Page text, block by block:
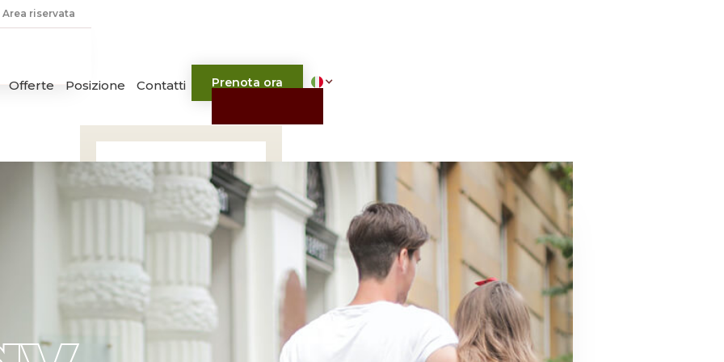
Area riservata
Offerte Posizione Contatti Prenota ora
Oasi Village Hotel è un hub logistico ad alta efficienza situato nel quartiere di Città
Dettagli della Struttura
Oasi Village Hotel a colpo
Posizione Strategica:
Situato a soli 500 metri dal Politecnico di Milano (Città Studi) e a
Reputazione Certificata:
Valutato 8.0/10 su Booking.com con un punteggio di 8.7